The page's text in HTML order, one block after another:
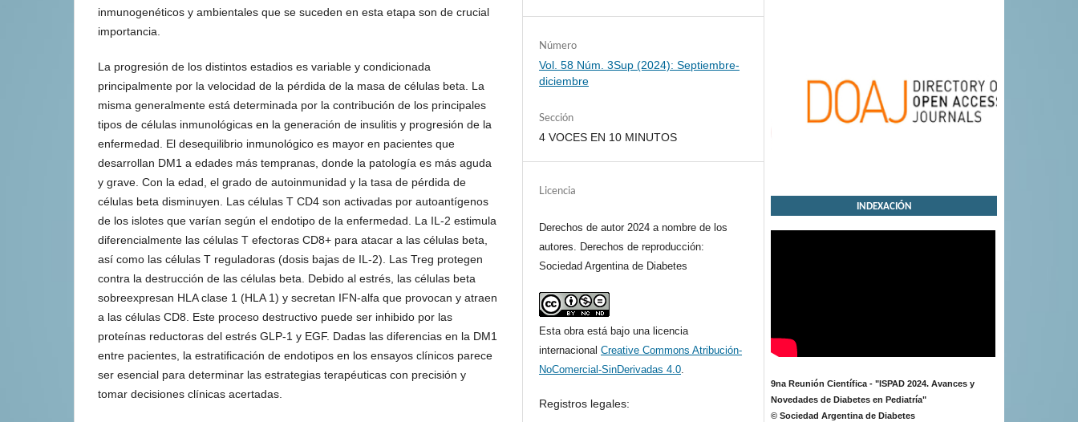
inmunogenéticos y ambientales que se suceden en esta etapa son de crucial
importancia.
La progresión de los distintos estadios es variable y condicionada
principalmente por la velocidad de la pérdida de la masa de células beta. La
misma generalmente está determinada por la contribución de los principales
tipos de células inmunológicas en la generación de insulitis y progresión de la
enfermedad. El desequilibrio inmunológico es mayor en pacientes que
desarrollan DM1 a edades más tempranas, donde la patología es más aguda
y grave. Con la edad, el grado de autoinmunidad y la tasa de pérdida de
células beta disminuyen. Las células T CD4 son activadas por autoantígenos
de los islotes que varían según el endotipo de la enfermedad. La IL-2 estimula
diferencialmente las células T efectoras CD8+ para atacar a las células beta,
así como las células T reguladoras (dosis bajas de IL-2). Las Treg protegen
contra la destrucción de las células beta. Debido al estrés, las células beta
sobreexpresan HLA clase 1 (HLA 1) y secretan IFN-alfa que provocan y atraen
a las células CD8. Este proceso destructivo puede ser inhibido por las
proteínas reductoras del estrés GLP-1 y EGF. Dadas las diferencias en la DM1
entre pacientes, la estratificación de endotipos en los ensayos clínicos parece
ser esencial para determinar las estrategias terapéuticas con precisión y
tomar decisiones clínicas acertadas.
Número
Vol. 58 Núm. 3Sup (2024): Septiembre-
diciembre
Sección
4 VOCES EN 10 MINUTOS
Licencia
Derechos de autor 2024 a nombre de los
autores. Derechos de reproducción:
Sociedad Argentina de Diabetes
Esta obra está bajo una licencia
internacionalCreative Commons Atribución-
NoComercial-SinDerivadas 4.0.
Registros legales:
INDEXACIÓN
9na Reunión Científica - "ISPAD 2024. Avances y
Novedades de Diabetes en Pediatría"
© Sociedad Argentina de Diabetes